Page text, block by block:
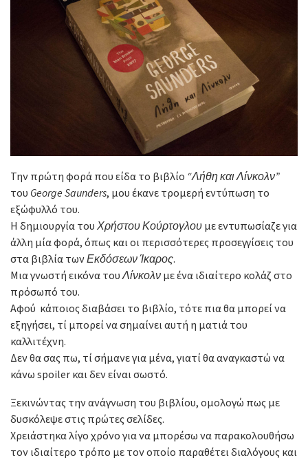
Την πρώτη φορά που είδα το βιβλίο “Λήθη και Λίνκολν”
του George Saunders, μου έκανε τρομερή εντύπωση το
εξώφυλλό του.
Η δημιουργία του Χρήστου Κούρτογλου με εντυπωσίαζε για
άλλη μία φορά, όπως και οι περισσότερες προσεγγίσεις του
στα βιβλία τωνΕκδόσεων Ίκαρος.
Μια γνωστή εικόνα του Λίνκολν με ένα ιδιαίτερο κολάζ στο
πρόσωπό του.
Αφού κάποιος διαβάσει το βιβλίο, τότε πια θα μπορεί να
εξηγήσει, τί μπορεί να σημαίνει αυτή η ματιά του
καλλιτέχνη.
Δεν θα σας πω, τί σήμανε για μένα, γιατί θα αναγκαστώ να
κάνω spoiler και δεν είναι σωστό.
Ξεκινώντας την ανάγνωση του βιβλίου, ομολογώ πως με
δυσκόλεψε στις πρώτες σελίδες.
Χρειάστηκα λίγο χρόνο για να μπορέσω να παρακολουθήσω
τον ιδιαίτερο τρόπο με τον οποίο παραθέτει διαλόγους και